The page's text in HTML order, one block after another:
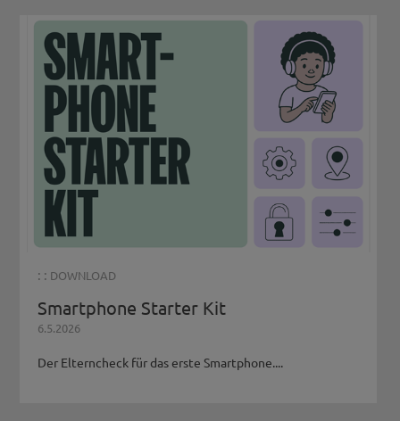
: : DOWNLOAD
Smartphone Starter Kit
6.5.2026
Der Elterncheck für das erste Smartphone....